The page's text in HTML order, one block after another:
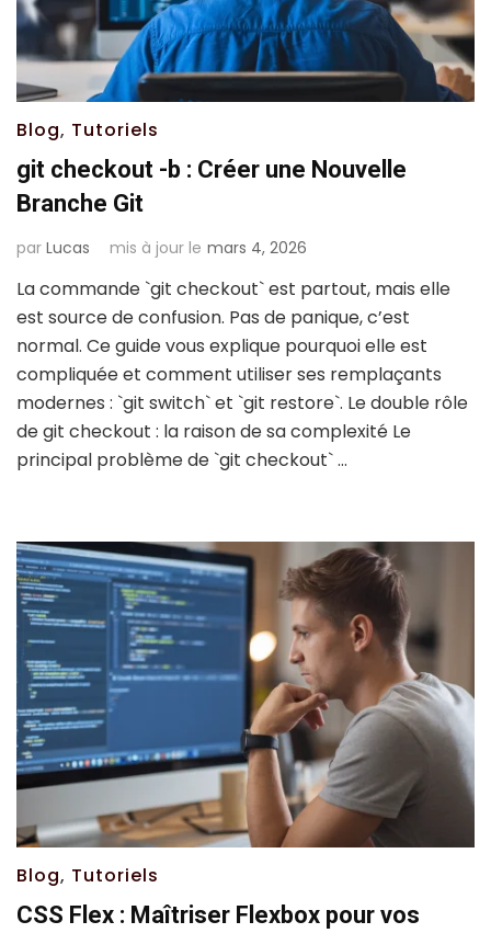
Blog, Tutoriels
git checkout -b : Créer une Nouvelle
Branche Git
par Lucas mis à jour le mars 4, 2026
La commande `git checkout` est partout, mais elle
est source de confusion. Pas de panique, c’est
normal. Ce guide vous explique pourquoi elle est
compliquée et comment utiliser ses remplaçants
modernes : `git switch` et `git restore`. Le double rôle
de git checkout : la raison de sa complexité Le
principal problème de `git checkout` …
Blog, Tutoriels
CSS Flex : Maîtriser Flexbox pour vos